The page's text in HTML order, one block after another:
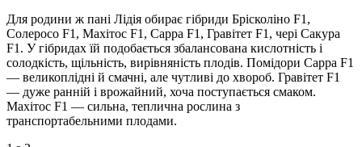
Для родини ж пані Лідія обирає гібриди Брісколіно F1,
Солеросо F1, Махітос F1, Сарра F1, Гравітет F1, чері Сакура
F1. У гібридах їй подобається збалансована кислотність і
солодкість, щільність, вирівняність плодів. Помідори Сарра F1
— великоплідні й смачні, але чутливі до хвороб. Гравітет F1
— дуже ранній і врожайний, хоча поступається смаком.
Махітос F1 — сильна, теплична рослина з
транспортабельними плодами.